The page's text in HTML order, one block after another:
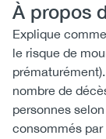
À propos
Explique
le risque de
nombre de
personnes
consommés